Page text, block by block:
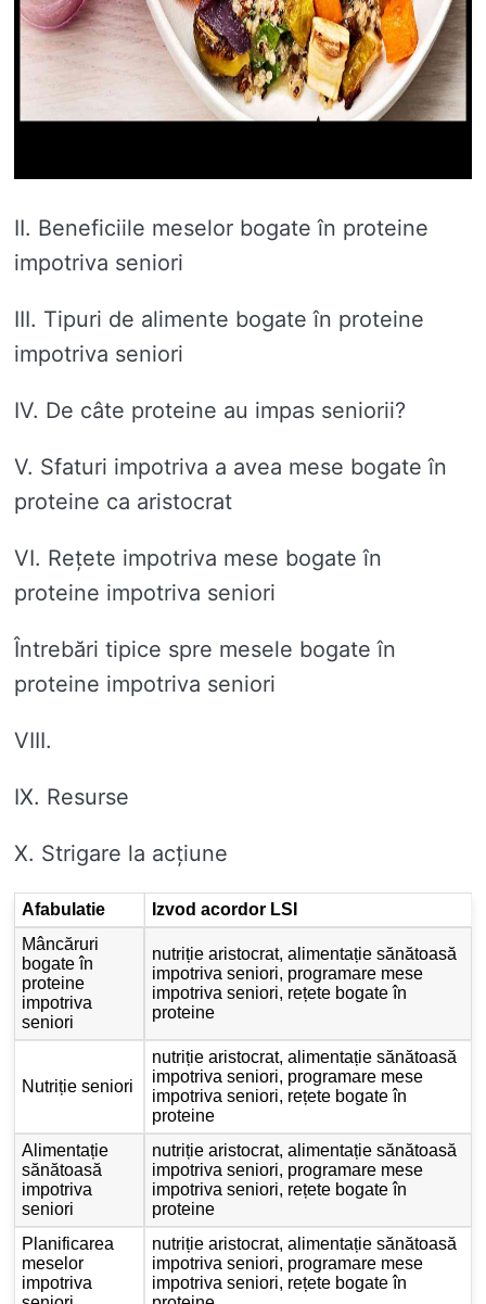
II. Beneficiile meselor bogate în proteine ​​
impotriva seniori
III. Tipuri de alimente bogate în proteine ​​
impotriva seniori
IV. De câte proteine ​​au impas seniorii?
V. Sfaturi impotriva a avea mese bogate în
proteine ​​ca aristocrat
VI. Rețete impotriva mese bogate în
proteine ​​impotriva seniori
Întrebări tipice spre mesele bogate în
proteine ​​impotriva seniori
VIII.
IX. Resurse
X. Strigare la acțiune
Afabulatie
Izvod acordor LSI
Mâncăruri
bogate în
proteine ​​
impotriva
seniori
nutriție aristocrat, alimentație sănătoasă
impotriva seniori, programare mese
impotriva seniori, rețete bogate în
proteine
Nutriție seniori
nutriție aristocrat, alimentație sănătoasă
impotriva seniori, programare mese
impotriva seniori, rețete bogate în
proteine
Alimentație
sănătoasă
impotriva
seniori
nutriție aristocrat, alimentație sănătoasă
impotriva seniori, programare mese
impotriva seniori, rețete bogate în
proteine
Planificarea
meselor
impotriva
nutriție aristocrat, alimentație sănătoasă
impotriva seniori, programare mese
impotriva seniori, rețete bogate în